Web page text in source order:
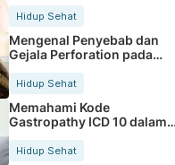
Hidup Sehat
Mengenal Penyebab dan
Gejala Perforation pada
Tubuh
Hidup Sehat
Memahami Kode
Gastropathy ICD 10 dalam
Rekam Medis Pasien
Hidup Sehat